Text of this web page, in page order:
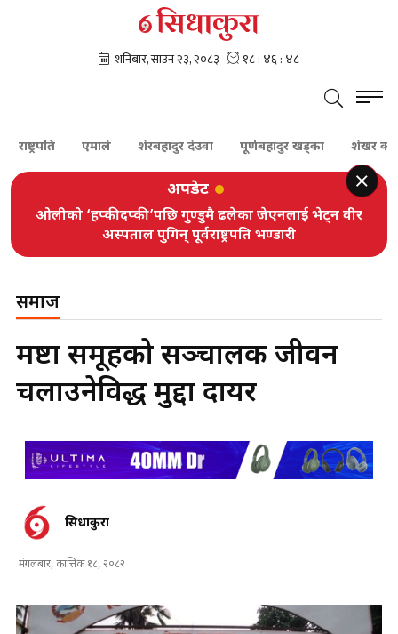
एमाले शेरबहादुर देउवा पूर्णबहादुर खड्का शेखर कोइराला
अपडेट
ओलीको ‘हप्कीदप्की’पछि गुण्डुमै ढलेका जेएनलाई भेट्न वीर
अस्पताल पुगिन् पूर्वराष्ट्रपति भण्डारी
समाज
मष्टा समूहको सञ्चालक जीवन
चलाउनेविरुद्ध मुद्दा दायर
सिधाकुरा
मंगलबार, कात्तिक १८, २०८२